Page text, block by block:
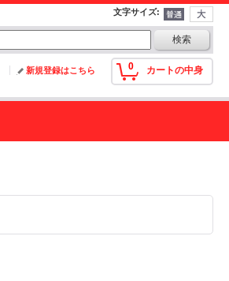
文字サイズ:
0 カートの中身
新規登録はこちら